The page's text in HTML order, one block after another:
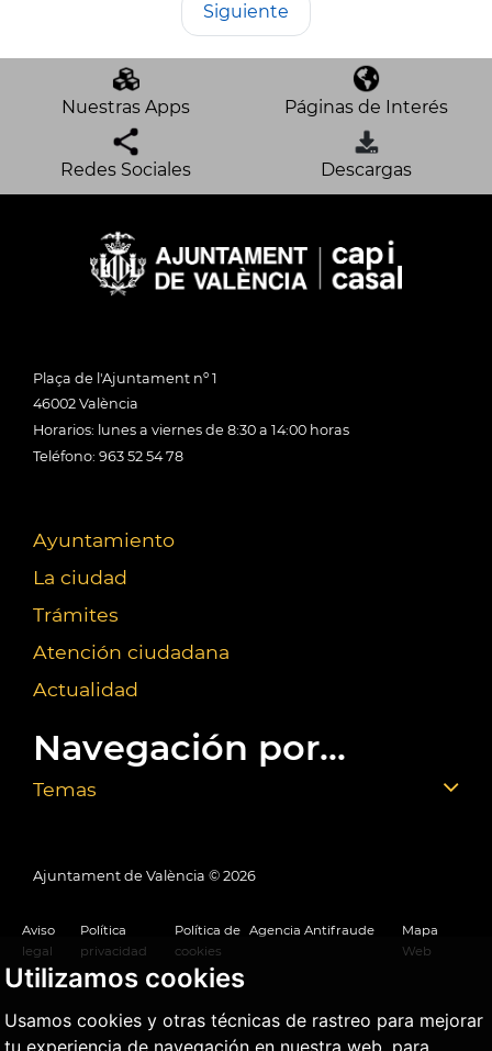
Utilizamos cookies
Usamos cookies y otras técnicas de rastreo para mejorar
tu experiencia de navegación en nuestra web, para
Siguiente
Nuestras Apps Páginas de Interés
Redes Sociales Descargas
Plaça de l'Ajuntament nº 1
46002 València
Horarios: lunes a viernes de 8:30 a 14:00 horas
Teléfono: 963 52 54 78
Ayuntamiento
La ciudad
Trámites
Atención ciudadana
Actualidad
Navegación por...
Temas
Ajuntament de València © 2026
Aviso
legal
Política
privacidad
Política de
cookies
Agencia Antifraude
Mapa
Web